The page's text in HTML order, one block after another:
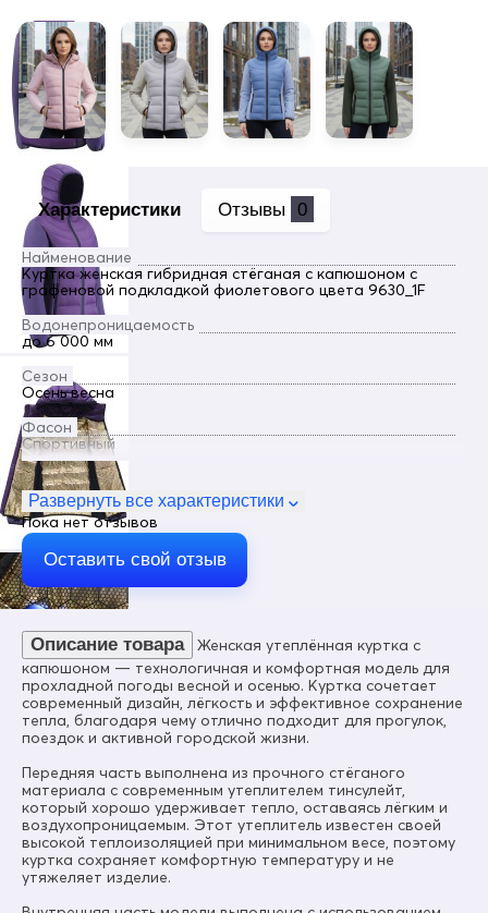
Характеристики Отзывы 0
Найменование
Куртка женская гибридная стёганая с капюшоном с
графеновой подкладкой фиолетового цвета 9630_1F
Водонепроницаемость
до 6 000 мм
Сезон
Осень весна
Фасон
Спортивный
Пол
Женский
Цвет
Фиолетовый
Материал
Softshell, Мембранные материалы, Полиэстер
Состав
100% полиэстер
Тип ткани
комбинированная (стёганая ткань + эластичные вставки
Softshell)
Материал подкладки куртки
флис + графеновая фольгированная теплоотражающая
подкладка из полиэстера
Материал подкладки капюшона
гладкий подкладочный полиэстер
Материал утеплителя
Thinsulate (тинсулейт)
Развернуть все характеристики
Пока нет отзывов
Оставить свой отзыв
Описание товара
Женская утеплённая куртка с
капюшоном — технологичная и комфортная модель для
прохладной погоды весной и осенью. Куртка сочетает
современный дизайн, лёгкость и эффективное сохранение
тепла, благодаря чему отлично подходит для прогулок,
поездок и активной городской жизни.
Передняя часть выполнена из прочного стёганого
материала с современным утеплителем тинсулейт,
который хорошо удерживает тепло, оставаясь лёгким и
воздухопроницаемым. Этот утеплитель известен своей
высокой теплоизоляцией при минимальном весе, поэтому
куртка сохраняет комфортную температуру и не
утяжеляет изделие.